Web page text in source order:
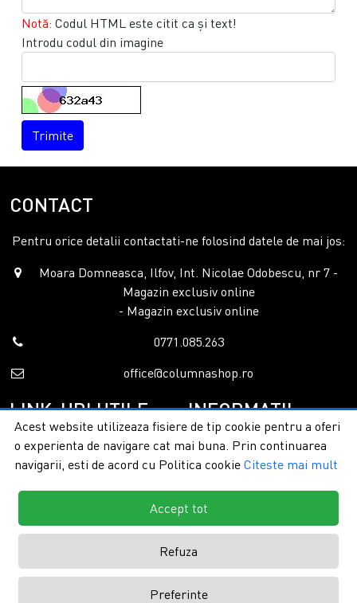
Notă: Codul HTML este citit ca şi text!
Introdu codul din imagine
Trimite
CONTACT
Pentru orice detalii contactati-ne folosind datele de mai jos:
Moara Domneasca, Ilfov, Int. Nicolae Odobescu, nr 7 -
Magazin exclusiv online
- Magazin exclusiv online
0771.085.263
office@columnashop.ro
LINK-URI UTILE
Acasa
Despre noi
Formular retur
INFORMATII
Garantie si service
Detalii livrare
Termeni si conditii
Copyright © 2026 - ColumnaShop |
Acest website utilizeaza fisiere de tip cookie pentru a oferi
o experienta de navigare cat mai buna. Prin continuarea
navigarii, esti de acord cu Politica cookie Citeste mai mult
Accept tot
Refuza
Preferinte